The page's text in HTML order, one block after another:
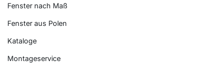
Fenster nach Maß
Fenster aus Polen
Kataloge
Montageservice